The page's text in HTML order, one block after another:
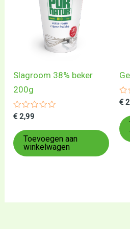
Slagroom 38% beker
200g
Gewaardeerd
uit
5
€ 2,99
Toevoegen aan
winkelwagen
uit
5
€